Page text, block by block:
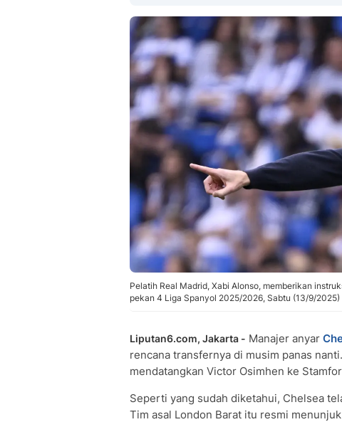
Pelatih Real Madrid, Xabi Alonso, memberikan
pekan 4 Liga Spanyol 2025/2026, Sabtu (13/9/2025)
Liputan6.com, Jakarta - Manajer anyar
rencana transfernya di musim panas
mendatangkan Victor Osimhen ke
Seperti yang sudah diketahui, Chelsea
Tim asal London Barat itu resmi